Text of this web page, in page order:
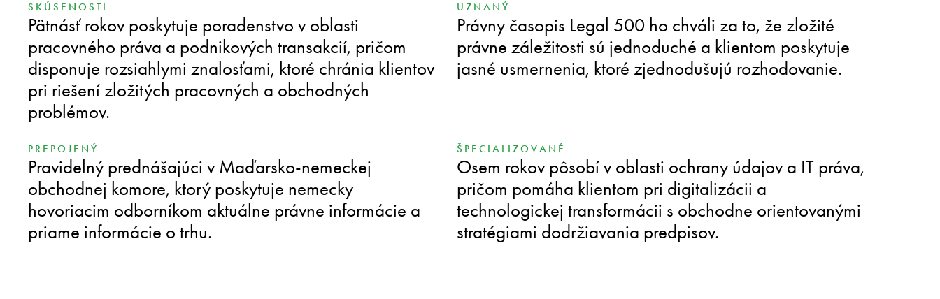
SKÚSENOSTI
Pätnásť rokov poskytuje poradenstvo v oblasti
pracovného práva a podnikových transakcií, pričom
disponuje rozsiahlymi znalosťami, ktoré chránia klientov
pri riešení zložitých pracovných a obchodných
problémov.
UZNANÝ
Právny časopis Legal 500 ho chváli za to, že zložité
právne záležitosti sú jednoduché a klientom poskytuje
jasné usmernenia, ktoré zjednodušujú rozhodovanie.
PREPOJENÝ
Pravidelný prednášajúci v Maďarsko-nemeckej
obchodnej komore, ktorý poskytuje nemecky
hovoriacim odborníkom aktuálne právne informácie a
priame informácie o trhu.
ŠPECIALIZOVANÉ
Osem rokov pôsobí v oblasti ochrany údajov a IT práva,
pričom pomáha klientom pri digitalizácii a
technologickej transformácii s obchodne orientovanými
stratégiami dodržiavania predpisov.